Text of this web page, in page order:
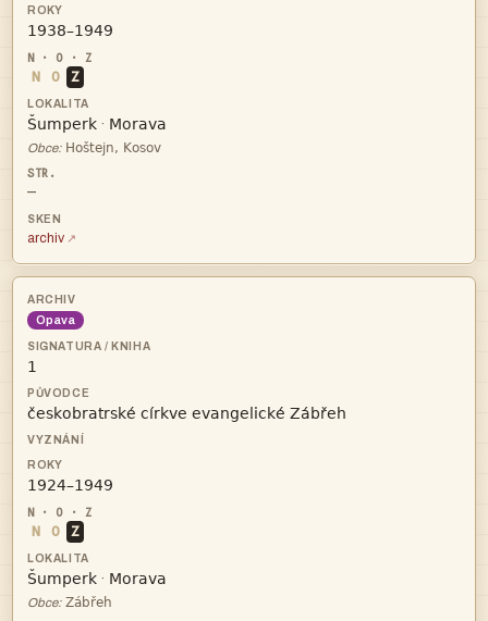

N O Z
 · 
Obce: 
—
archiv
Opava



N O Z
 · 
Obce: 